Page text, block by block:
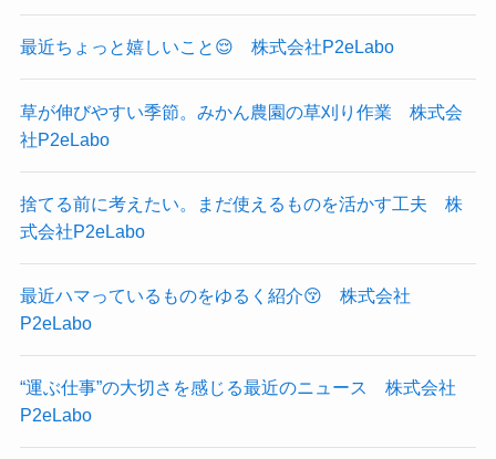
最近ちょっと嬉しいこと😌 株式会社P2eLabo
草が伸びやすい季節。みかん農園の草刈り作業 株式会
社P2eLabo
捨てる前に考えたい。まだ使えるものを活かす工夫 株
式会社P2eLabo
最近ハマっているものをゆるく紹介😚 株式会社
P2eLabo
“運ぶ仕事”の大切さを感じる最近のニュース 株式会社
P2eLabo